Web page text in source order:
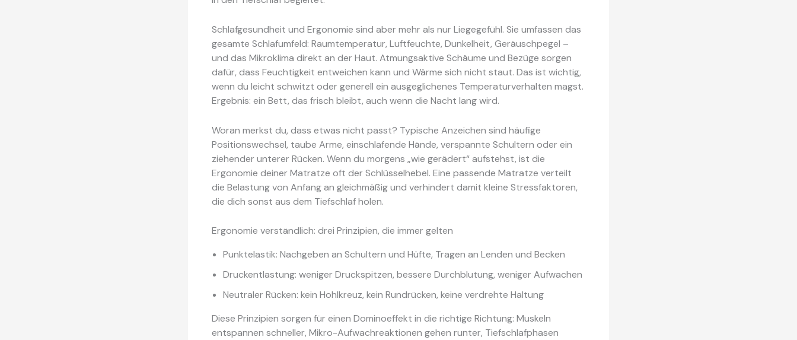
Schlafgesundheit und Ergonomie sind aber mehr als nur Liegegefühl. Sie umfassen das
gesamte Schlafumfeld: Raumtemperatur, Luftfeuchte, Dunkelheit, Geräuschpegel –
und das Mikroklima direkt an der Haut. Atmungsaktive Schäume und Bezüge sorgen
dafür, dass Feuchtigkeit entweichen kann und Wärme sich nicht staut. Das ist wichtig,
wenn du leicht schwitzt oder generell ein ausgeglichenes Temperaturverhalten magst.
Ergebnis: ein Bett, das frisch bleibt, auch wenn die Nacht lang wird.
Woran merkst du, dass etwas nicht passt? Typische Anzeichen sind häufige
Positionswechsel, taube Arme, einschlafende Hände, verspannte Schultern oder ein
ziehender unterer Rücken. Wenn du morgens „wie gerädert“ aufstehst, ist die
Ergonomie deiner Matratze oft der Schlüsselhebel. Eine passende Matratze verteilt
die Belastung von Anfang an gleichmäßig und verhindert damit kleine Stressfaktoren,
die dich sonst aus dem Tiefschlaf holen.
Ergonomie verständlich: drei Prinzipien, die immer gelten
Punktelastik: Nachgeben an Schultern und Hüfte, Tragen an Lenden und Becken
Druckentlastung: weniger Druckspitzen, bessere Durchblutung, weniger Aufwachen
Neutraler Rücken: kein Hohlkreuz, kein Rundrücken, keine verdrehte Haltung
Diese Prinzipien sorgen für einen Dominoeffekt in die richtige Richtung: Muskeln
entspannen schneller, Mikro-Aufwachreaktionen gehen runter, Tiefschlafphasen